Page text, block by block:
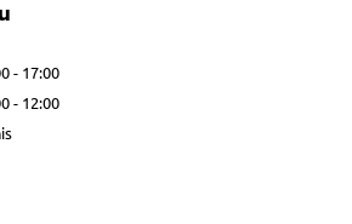
- 17:00
- 12:00